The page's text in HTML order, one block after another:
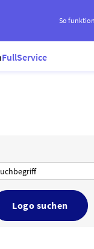
So
FullService
Logo suchen